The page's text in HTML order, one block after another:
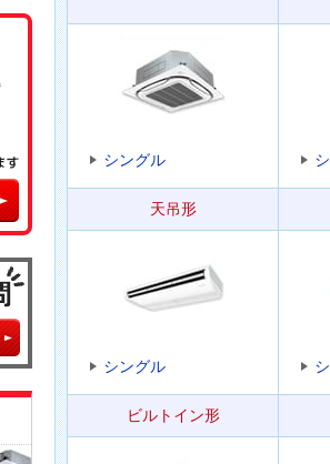
シングル
天吊形
シングル
ビルトイン形